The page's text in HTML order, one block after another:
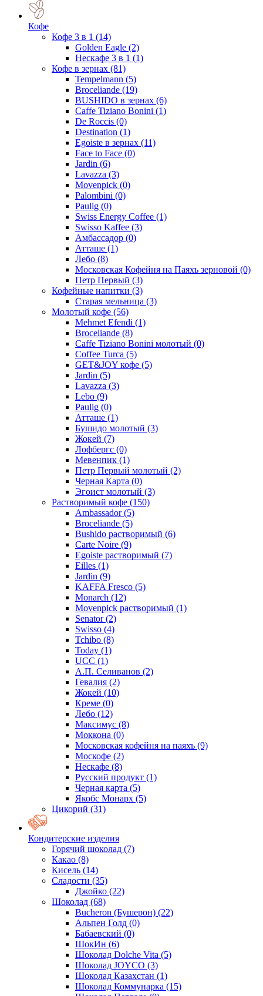
Кофе
Кофе 3 в 1 (14)
Golden Eagle (2)
Нескафе 3 в 1 (1)
Кофе в зернах (81)
Tempelmann (5)
Broceliande (19)
BUSHIDO в зернах (6)
Caffe Tiziano Bonini (1)
De Roccis (0)
Destination (1)
Egoiste в зернах (11)
Face to Face (0)
Jardin (6)
Lavazza (3)
Movenpick (0)
Palombini (0)
Paulig (0)
Swiss Energy Coffee (1)
Swisso Kaffee (3)
Амбассадор (0)
Атташе (1)
Лебо (8)
Московская Кофейня на Паяхъ зерновой (0)
Петр Первый (3)
Кофейные напитки (3)
Старая мельница (3)
Молотый кофе (56)
Mehmet Efendi (1)
Broceliande (8)
Caffe Tiziano Bonini молотый (0)
Coffee Turca (5)
GET&JOY кофе (5)
Jardin (5)
Lavazza (3)
Lebo (9)
Paulig (0)
Атташе (1)
Бушидо молотый (3)
Жокей (7)
Лофбергс (0)
Мевенпик (1)
Петр Первый молотый (2)
Черная Карта (0)
Эгоист молотый (3)
Растворимый кофе (150)
Ambassador(5)
Broceliande (5)
Bushido растворимый (6)
Carte Noire (9)
Egoiste растворимый (7)
Eilles (1)
Jardin (9)
KAFFA Fresco (5)
Monarch (12)
Movenpick растворимый (1)
Senator(2)
Swisso (4)
Tchibo (8)
Today (1)
UCC (1)
А.П. Селиванов (2)
Гевалия (2)
Жокей (10)
Креме (0)
Лебо (12)
Максимус (8)
Моккона (0)
Московская кофейня на паяхъ (9)
Москофе (2)
Нескафе (8)
Русский продукт (1)
Черная карта (5)
Якобс Монарх (5)
Цикорий (31)
Кондитерские изделия
Горячий шоколад (7)
Какао (8)
Кисель (14)
Сладости (35)
Джойко (22)
Шоколад (68)
Bucheron (Бушерон) (22)
Альпен Голд (0)
Бабаевский (0)
ШокИн (6)
Шоколад Dolche Vita (5)
Шоколад JOYCO (3)
Шоколад Казахстан (1)
Шоколад Коммунарка (15)